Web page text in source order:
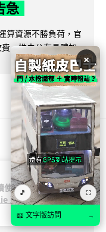
使用
政
急
算資源不勝負荷，官
，惟未公布具體加
圖 一日暴增
×
🎵 ⛶
📖 文字版訪問 →